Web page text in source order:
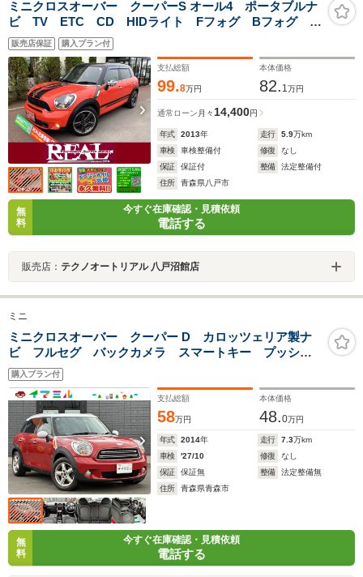
ミニクロスオーバー クーパーS オール4 ポータブルナ
ビ TV ETC CD HIDライト Fフォグ Bフォグ パ
ドルシフト ワイパーデアイサー レインセンサー 電
動格納ミラー オートライト 横滑り防止 純正18イン
チアルミ
販売店保証 購入プラン付
支払総額
99.8万円
本体価格
82. 1万円
通常ローン 月々14,400円
年式 2013年 走行 5.9万km
車検
車検整備付 修復
なし
保証
保証付 整備
法定整備付
住所
青森県八戸市
無
料
今すぐ在庫確認・見積依頼
電話する
販売店： テクノオートリアル 八戸沼館店
ミニ
ミニクロスオーバー クーパー D カロッツェリア製ナ
ビ フルセグ バックカメラ スマートキー プッシュ
スタート ETC 横滑り防止装置
購入プラン付
支払総額
58万円
本体価格
48.0万円
年式 2014年 走行 7.3万km
車検
'27/10 修復
なし
保証
保証無 整備
法定整備無
住所
青森県青森市
無
料
今すぐ在庫確認・見積依頼
電話する